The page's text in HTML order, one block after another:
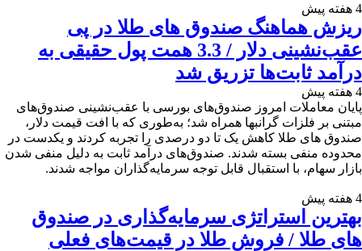
4 هفته پیش
ریزش هماهنگ صندوق های طلا در پی
عقب‌نشینی دلار / 3.3 همت پول حقیقی به
درآمد ثابت‌ها تزریق شد
4 هفته پیش
پایان معاملات امروز صندوق‌های بورسی با عقب‌نشینی صندوق‌های
مبتنی بر فلزات گرانبها همراه شد؛ به‌طوری که با افت قیمت دلار،
صندوق های طلا کاهش یک تا دو درصدی را تجربه کردند و یکدست در
محدوده منفی بسته شدند. صندوق‌های درآمد ثابت به دلیل منفی شدن
بازار سهام، با استقبال قابل توجه سرمایه‌گذاران مواجه شدند.
4 هفته پیش
بهترین استراتژی سرمایه‌گذاری در صندوق
های طلا / فروش طلا در قیمت‌های فعلی